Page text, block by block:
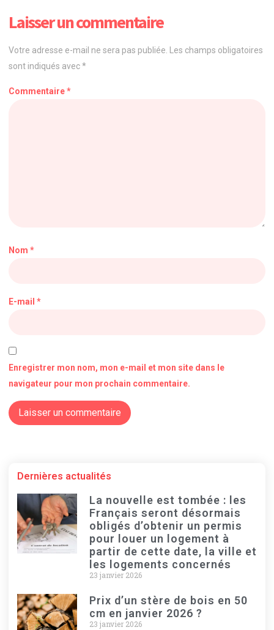
Laisser un commentaire
Votre adresse e-mail ne sera pas publiée.
Les champs obligatoires
sont indiqués avec*
Commentaire*
Nom *
E-mail *
Enregistrer mon nom, mon e-mail et mon site dans le
navigateur pour mon prochain commentaire.
Dernières actualités
La nouvelle est tombée : les
Français seront désormais
obligés d’obtenir un permis
pour louer un logement à
partir de cette date, la ville et
les logements concernés
23 janvier 2026
Prix d’un stère de bois en 50
cm en janvier 2026 ?
23 janvier 2026